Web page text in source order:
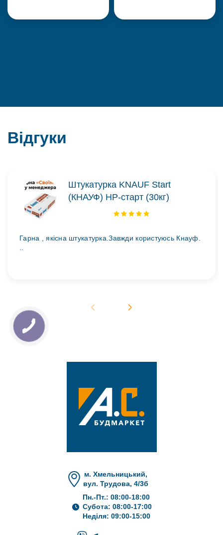
Відгуки
Штукатурка KNAUF Start
(КНАУФ) НР-старт (30кг)
Гарна , якісна штукатурка.Завжди користуюсь Кнауф.
..
м. Хмельницький,
вул. Трудова, 4/3б
Пн.-Пт.: 08:00-18:00
Субота: 08:00-17:00
Неділя: 09:00-15:00